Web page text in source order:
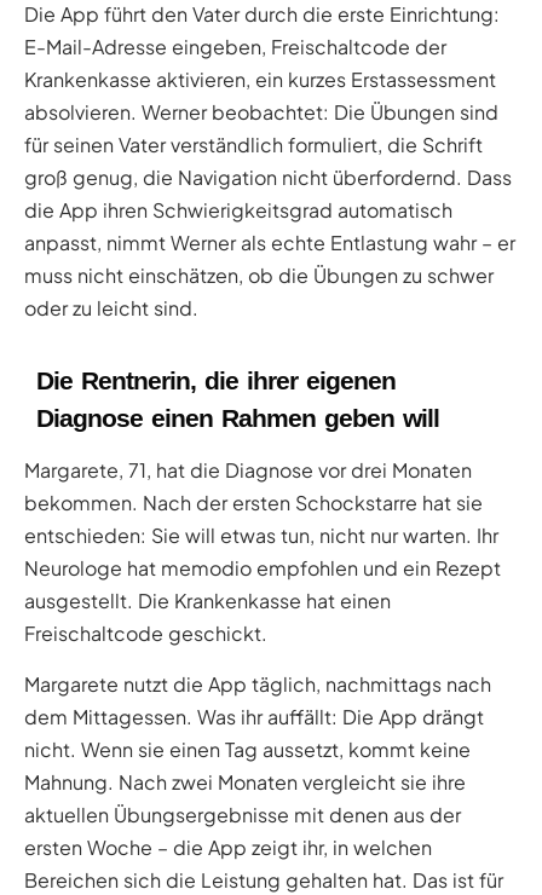
Die App führt den Vater durch die erste Einrichtung:
E-Mail-Adresse eingeben, Freischaltcode der
Krankenkasse aktivieren, ein kurzes Erstassessment
absolvieren. Werner beobachtet: Die Übungen sind
für seinen Vater verständlich formuliert, die Schrift
groß genug, die Navigation nicht überfordernd. Dass
die App ihren Schwierigkeitsgrad automatisch
anpasst, nimmt Werner als echte Entlastung wahr – er
muss nicht einschätzen, ob die Übungen zu schwer
oder zu leicht sind.
Die Rentnerin, die ihrer eigenen
Diagnose einen Rahmen geben will
Margarete, 71, hat die Diagnose vor drei Monaten
bekommen. Nach der ersten Schockstarre hat sie
entschieden: Sie will etwas tun, nicht nur warten. Ihr
Neurologe hat memodio empfohlen und ein Rezept
ausgestellt. Die Krankenkasse hat einen
Freischaltcode geschickt.
Margarete nutzt die App täglich, nachmittags nach
dem Mittagessen. Was ihr auffällt: Die App drängt
nicht. Wenn sie einen Tag aussetzt, kommt keine
Mahnung. Nach zwei Monaten vergleicht sie ihre
aktuellen Übungsergebnisse mit denen aus der
ersten Woche – die App zeigt ihr, in welchen
Bereichen sich die Leistung gehalten hat. Das ist für